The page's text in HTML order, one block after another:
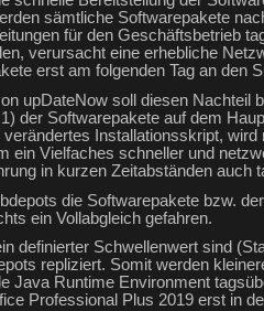
sämtliche Softwarepakete
für den Geschäftsbetrieb
verursacht eine erhebliche
erst am folgenden Tag an den
upDateNow soll diesen Nachteil
der Softwarepakete auf dem
Installationsskript,
ein Vielfaches schneller und
in kurzen Zeitabständen
die Softwarepakete bzw.
ein Vollabgleich gefahren.
definierter Schwellenwert sind
repliziert. Somit werden
Java Runtime Environment
Professional Plus 2019 erst in